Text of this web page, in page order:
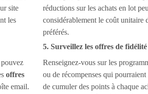
site
les
offres
email.
réductions sur les achats en lot
considérablement le coût unitaire
préférés.
5. Surveillez les offres de fidélité
Renseignez-vous sur les
ou de récompenses qui
de cumuler des points à chaque